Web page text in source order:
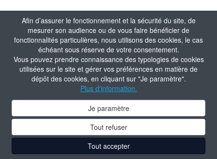
Afin d’assurer le fonctionnement et la sécurité du site, de
mesurer son audience ou de vous faire bénéficier de
fonctionnalités particulières, nous utilisons des cookies, le cas
échéant sous réserve de votre consentement.
Vous pouvez prendre connaissance des typologies de cookies
utilisées sur le site et gérer vos préférences en matière de
dépôt des cookies, en cliquant sur "Je paramètre".
Plus d'information.
Je paramètre
Tout refuser
Tout accepter